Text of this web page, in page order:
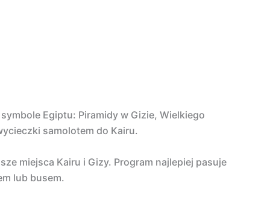
Egiptu: Piramidy w Gizie, Wielkiego
samolotem do Kairu.
miejsca Kairu i Gizy. Program najlepiej pasuje
lub busem.